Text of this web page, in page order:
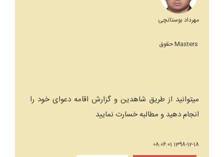
مهرداد بوستانچی
Masters حقوق
میتوانید از طریق شاهدین و گزارش اقامه دعوای خود را
انجام دهید و مطالبه خسارت نمایید
1398-12-18 08:06:01